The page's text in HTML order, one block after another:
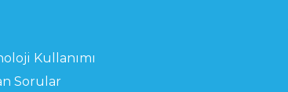
Kullanımı
Sorular